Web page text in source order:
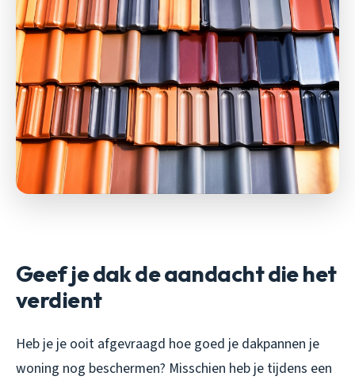
Geef je dak de aandacht die het
verdient
Heb je je ooit afgevraagd hoe goed je dakpannen je
woning nog beschermen? Misschien heb je tijdens een